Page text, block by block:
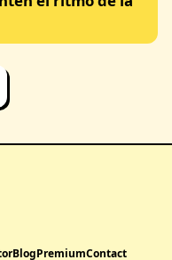
BlogPremiumContact